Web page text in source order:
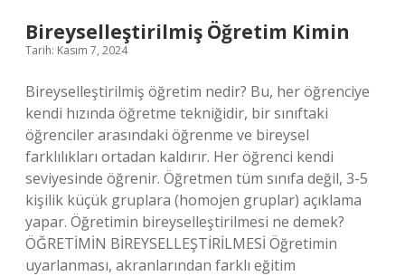
Bireyselleştirilmiş Öğretim Kimin
Tarih: Kasım 7, 2024
Bireyselleştirilmiş öğretim nedir? Bu, her öğrenciye
kendi hızında öğretme tekniğidir, bir sınıftaki
öğrenciler arasındaki öğrenme ve bireysel
farklılıkları ortadan kaldırır. Her öğrenci kendi
seviyesinde öğrenir. Öğretmen tüm sınıfa değil, 3-5
kişilik küçük gruplara (homojen gruplar) açıklama
yapar. Öğretimin bireyselleştirilmesi ne demek?
ÖĞRETİMİN BİREYSELLEŞTİRİLMESİ Öğretimin
uyarlanması, akranlarından farklı eğitim